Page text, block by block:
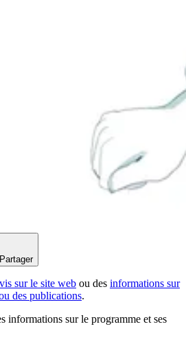
Partager
sur le site web ou des informations sur
des publications.
informations sur le programme et ses